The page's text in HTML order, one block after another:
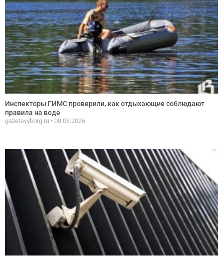
Инспекторы ГИМС проверили, как отдыхающие соблюдают
правила на воде
gazetavyborg.ru 08.08.2026